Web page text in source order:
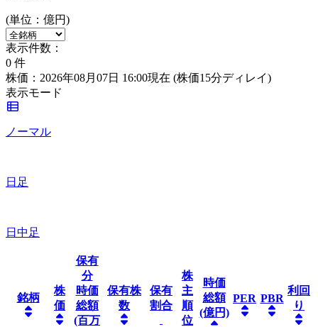
(単位：億円)
表示件数：
0 件
株価：2026年08月07日 16:00現在 (株価15分ディレイ)
表示モード
ノーマル
日足
日中足
銘柄
株
価
保有
分
時価
総額
(百万
保有株
数
保有
割合
株
主
順
位
時価
総額
(億円)
PER PBR
利回
り